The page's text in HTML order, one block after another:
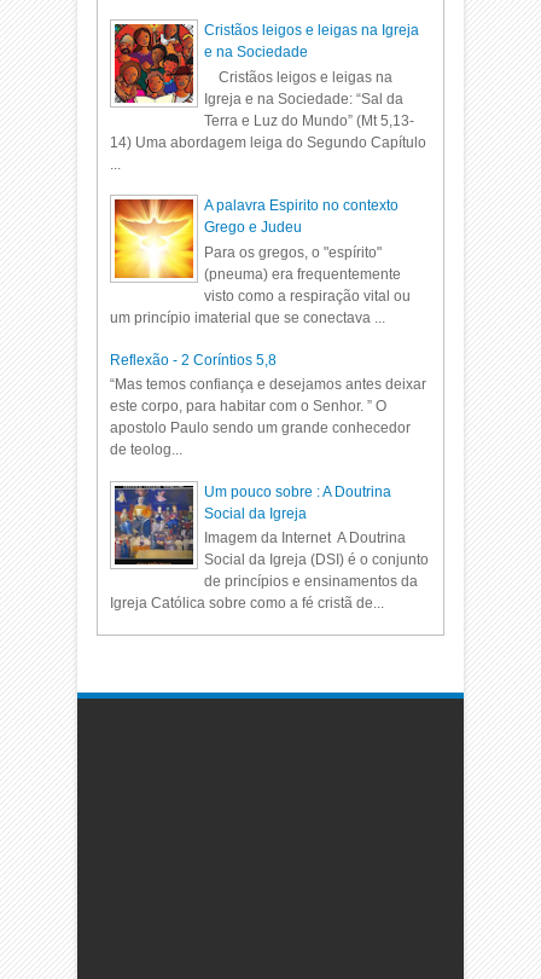
Cristãos leigos e leigas na Igreja
e na Sociedade
Cristãos leigos e leigas na
Igreja e na Sociedade: “Sal da
Terra e Luz do Mundo” (Mt 5,13-
14) Uma abordagem leiga do Segundo Capítulo
A palavra Espirito no contexto
Grego e Judeu
Para os gregos, o "espírito"
(pneuma) era frequentemente
visto como a respiração vital ou
um princípio imaterial que se conectava ...
Reflexão - 2 Coríntios 5,8
“Mas temos confiança e desejamos antes deixar
este corpo, para habitar com o Senhor. ” O
apostolo Paulo sendo um grande conhecedor
de teolog...
Um pouco sobre : A Doutrina
Social da Igreja
Imagem da Internet A Doutrina
Social da Igreja (DSI) é o conjunto
de princípios e ensinamentos da
Igreja Católica sobre como a fé cristã de...